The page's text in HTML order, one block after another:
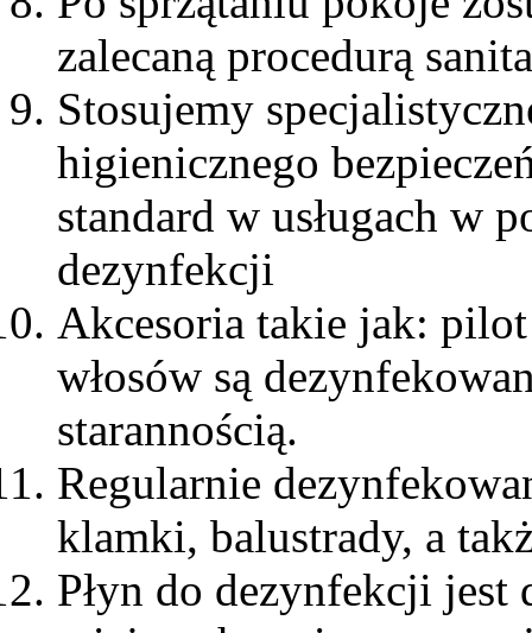
zalecaną procedurą
Stosujemy
higienicznego
standard w usługach w
dezynfekcji
Akcesoria takie jak:
włosów są
starannością.
Regularnie
klamki, balustrady, a
Płyn do dezynfekcji